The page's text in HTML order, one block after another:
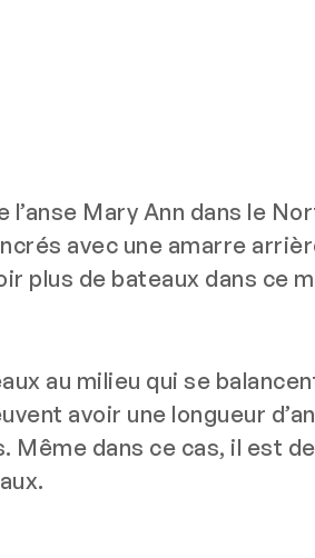
Mary Ann dans le
avec une amarre
plus de bateaux dans ce
au milieu qui se
avoir une longueur
Même dans ce cas, il est